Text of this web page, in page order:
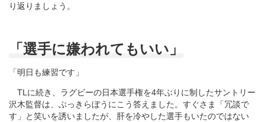
り返りましょう。
「選手に嫌われてもいい」
「明日も練習です」
TLに続き、ラグビーの日本選手権を4年ぶりに制したサントリー
沢木監督は、ぶっきらぼうにこう答えました。すぐさま「冗談で
す」と笑いを誘いましたが、肝を冷やした選手もいたのではない